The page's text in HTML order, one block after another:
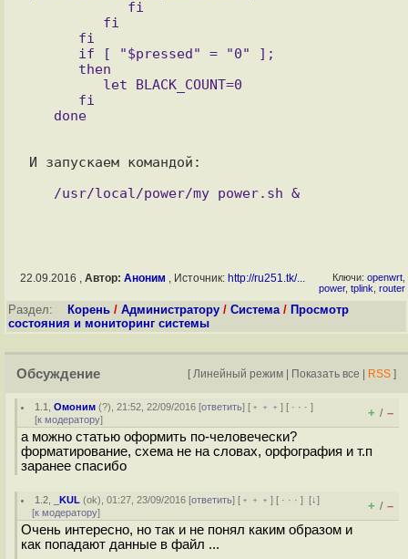
   done
И запускаем командой:
   /usr/local/power/my_power.sh &
22.09.2016 , Автор: Аноним , Источник: http://ru251.tk/... Ключи: openwrt
power, tplink router
Раздел: Корень / Администратору / Система/ Просмотр
состояния и мониторинг системы
Обсуждение [ Линейный режим | Показать все | RSS ]
1.1 ,Омоним (?), 21:52, 22/09/2016 [ответить] [ ﹢﹢﹢] [ · · ·]
[к модератору] + / –
а можно статью оформить по-человечески?
форматирование, схема не на словах, орфография и т.п
заранее спасибо
1.2 _KUL (ok), 01:27, 23/09/2016 [ответить] [ ﹢﹢﹢] [ · · ·][↓]
[к модератору] + / –
Очень интересно, но так и не понял каким образом и
как попадают данные в файл ...